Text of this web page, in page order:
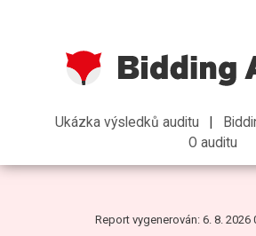
Ukázka výsledků auditu
O auditu
Report vygenerován: 6. 8. 2026